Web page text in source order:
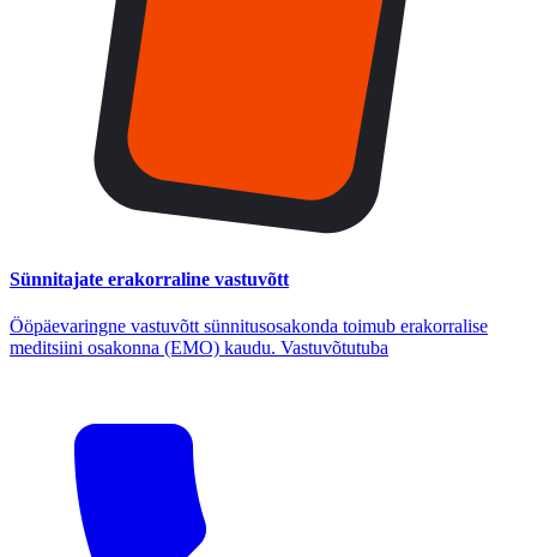
Sünnitajate erakorraline vastuvõtt
Ööpäevaringne vastuvõtt sünnitusosakonda toimub erakorralise
meditsiini osakonna (EMO) kaudu. Vastuvõtutuba